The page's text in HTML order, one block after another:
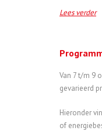
Lees verder
Van 7 t/m 9
gevarieerd
Hieronder
of